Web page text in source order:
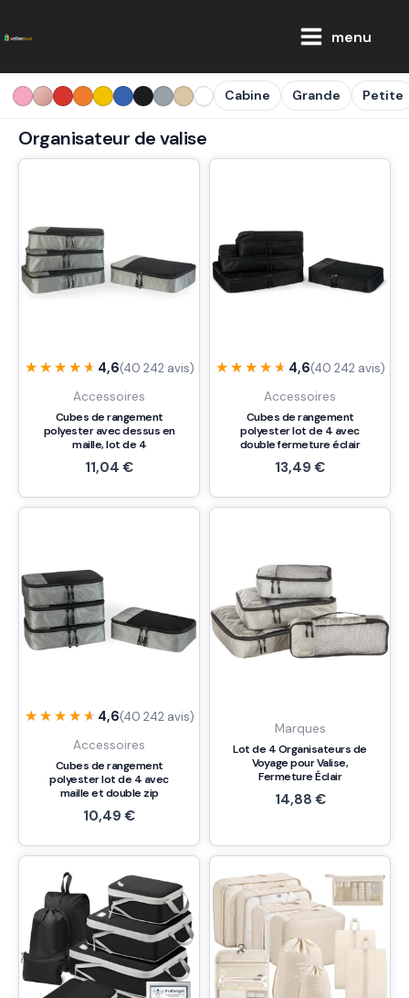
au
menu
Cabine Grande Petite
Organisateur de valise
★★★★★
★★★★★ 4,6(40 242 avis)
Accessoires
Cubes de rangement
polyester avec dessus en
maille, lot de 4
11,04€
★★★★★
★★★★★ 4,6(40 242 avis)
Accessoires
Cubes de rangement
polyester lot de 4 avec
double fermeture éclair
13,49€
★★★★★
★★★★★ 4,6(40 242 avis)
Accessoires
Cubes de rangement
polyester lot de 4 avec
maille et double zip
10,49€
Marques
Lot de 4 Organisateurs de
Voyage pour Valise,
Fermeture Éclair
14,88€